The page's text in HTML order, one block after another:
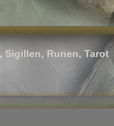
Sigillen, Runen, Tarot